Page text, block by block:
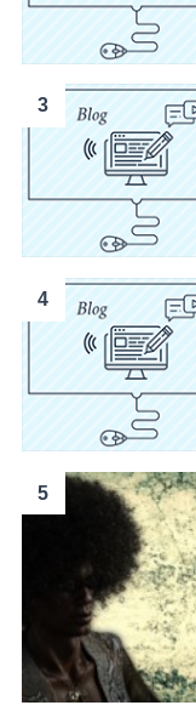
3
4
5